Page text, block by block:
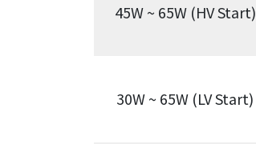
45W ~ 65W (HV Start)
30W ~ 65W (LV Start)